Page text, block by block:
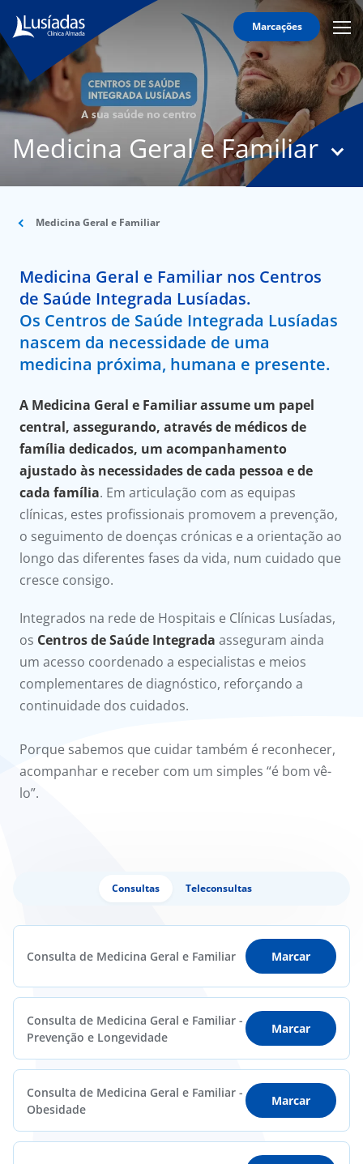
Marcações
Icon
Lusíadas
Hospitais
e
Clínico
Acordos
Sport
Medicina Geral e Familiar
Medicina Geral e Familiar
Medicina Geral e Familiar nos Centros
de Saúde Integrada Lusíadas.
Os Centros de Saúde Integrada Lusíadas
nascem da necessidade de uma
medicina próxima, humana e presente.
A Medicina Geral e Familiar assume um papel
central, assegurando, atravésde médicos de
família dedicados, um acompanhamento
ajustado às necessidades de cada pessoa e de
cada família. Em articulação com as equipas
clínicas, estes profissionais promovem a prevenção,
o seguimento de doenças crónicas e a orientação ao
longo das diferentes fases da vida, num cuidado que
cresce consigo.
Integrados na rede de Hospitais e Clínicas Lusíadas,
os Centros de Saúde Integrada asseguram ainda
um acesso coordenado a especialistas e meios
complementares de diagnóstico, reforçando a
continuidade dos cuidados.
Porque sabemos que cuidar também é reconhecer,
acompanhar e receber com um simples “é bom vê-
lo”.
Consultas Teleconsultas
Consulta de Medicina Geral e Familiar Marcar
Consulta de Medicina Geral e Familiar -
Prevenção e Longevidade
Marcar
Consulta de Medicina Geral e Familiar -
Obesidade
Marcar